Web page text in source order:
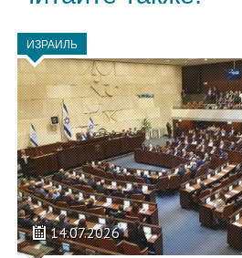
ИЗРАИЛЬ
14.07.2026